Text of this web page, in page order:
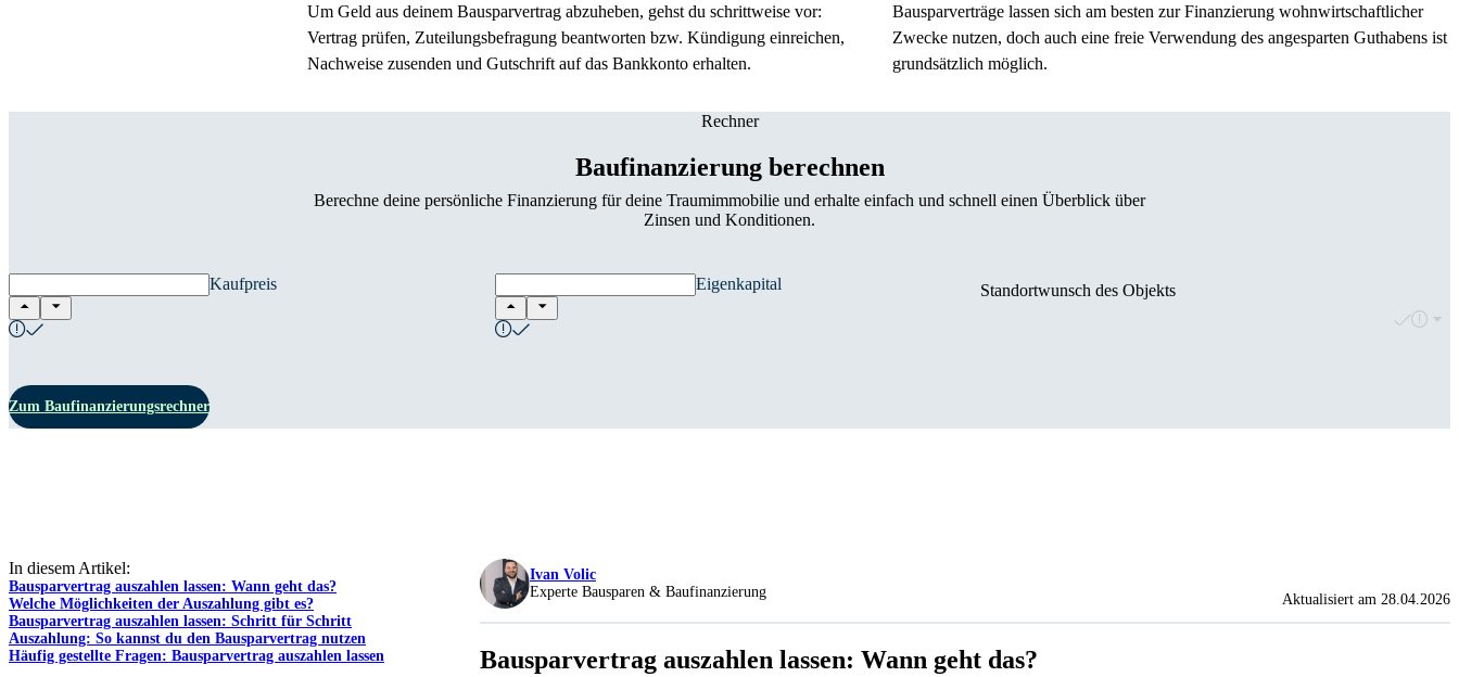
Um Geld aus deinem Bausparvertrag abzuheben, gehst du schrittweise vor:
Vertrag prüfen, Zuteilungsbefragung beantworten bzw. Kündigung einreichen,
Nachweise zusenden und Gutschrift auf das Bankkonto erhalten.
Bausparverträge lassen sich am besten zur Finanzierung wohnwirtschaftlicher
Zwecke nutzen, doch auch eine freie Verwendung des angesparten Guthabens ist
grundsätzlich möglich.
Rechner
Baufinanzierung berechnen
Berechne deine persönliche Finanzierung für deine Traumimmobilie und erhalte einfach und schnell einen Überblick über
Zinsen und Konditionen.
Kaufpreis Eigenkapital Standortwunsch des Objekts
Zum Baufinanzierungsrechner
In diesem Artikel:
Bausparvertrag auszahlen lassen: Wann geht das?
Welche Möglichkeiten der Auszahlung gibt es?
Bausparvertrag auszahlen lassen: Schritt für Schritt
Auszahlung: So kannst du den Bausparvertrag nutzen
Häufig gestellte Fragen: Bausparvertrag auszahlen lassen
Ivan Volic
Experte Bausparen & Baufinanzierung
Aktualisiert am 28.04.2026
Bausparvertrag auszahlen lassen: Wann geht das?